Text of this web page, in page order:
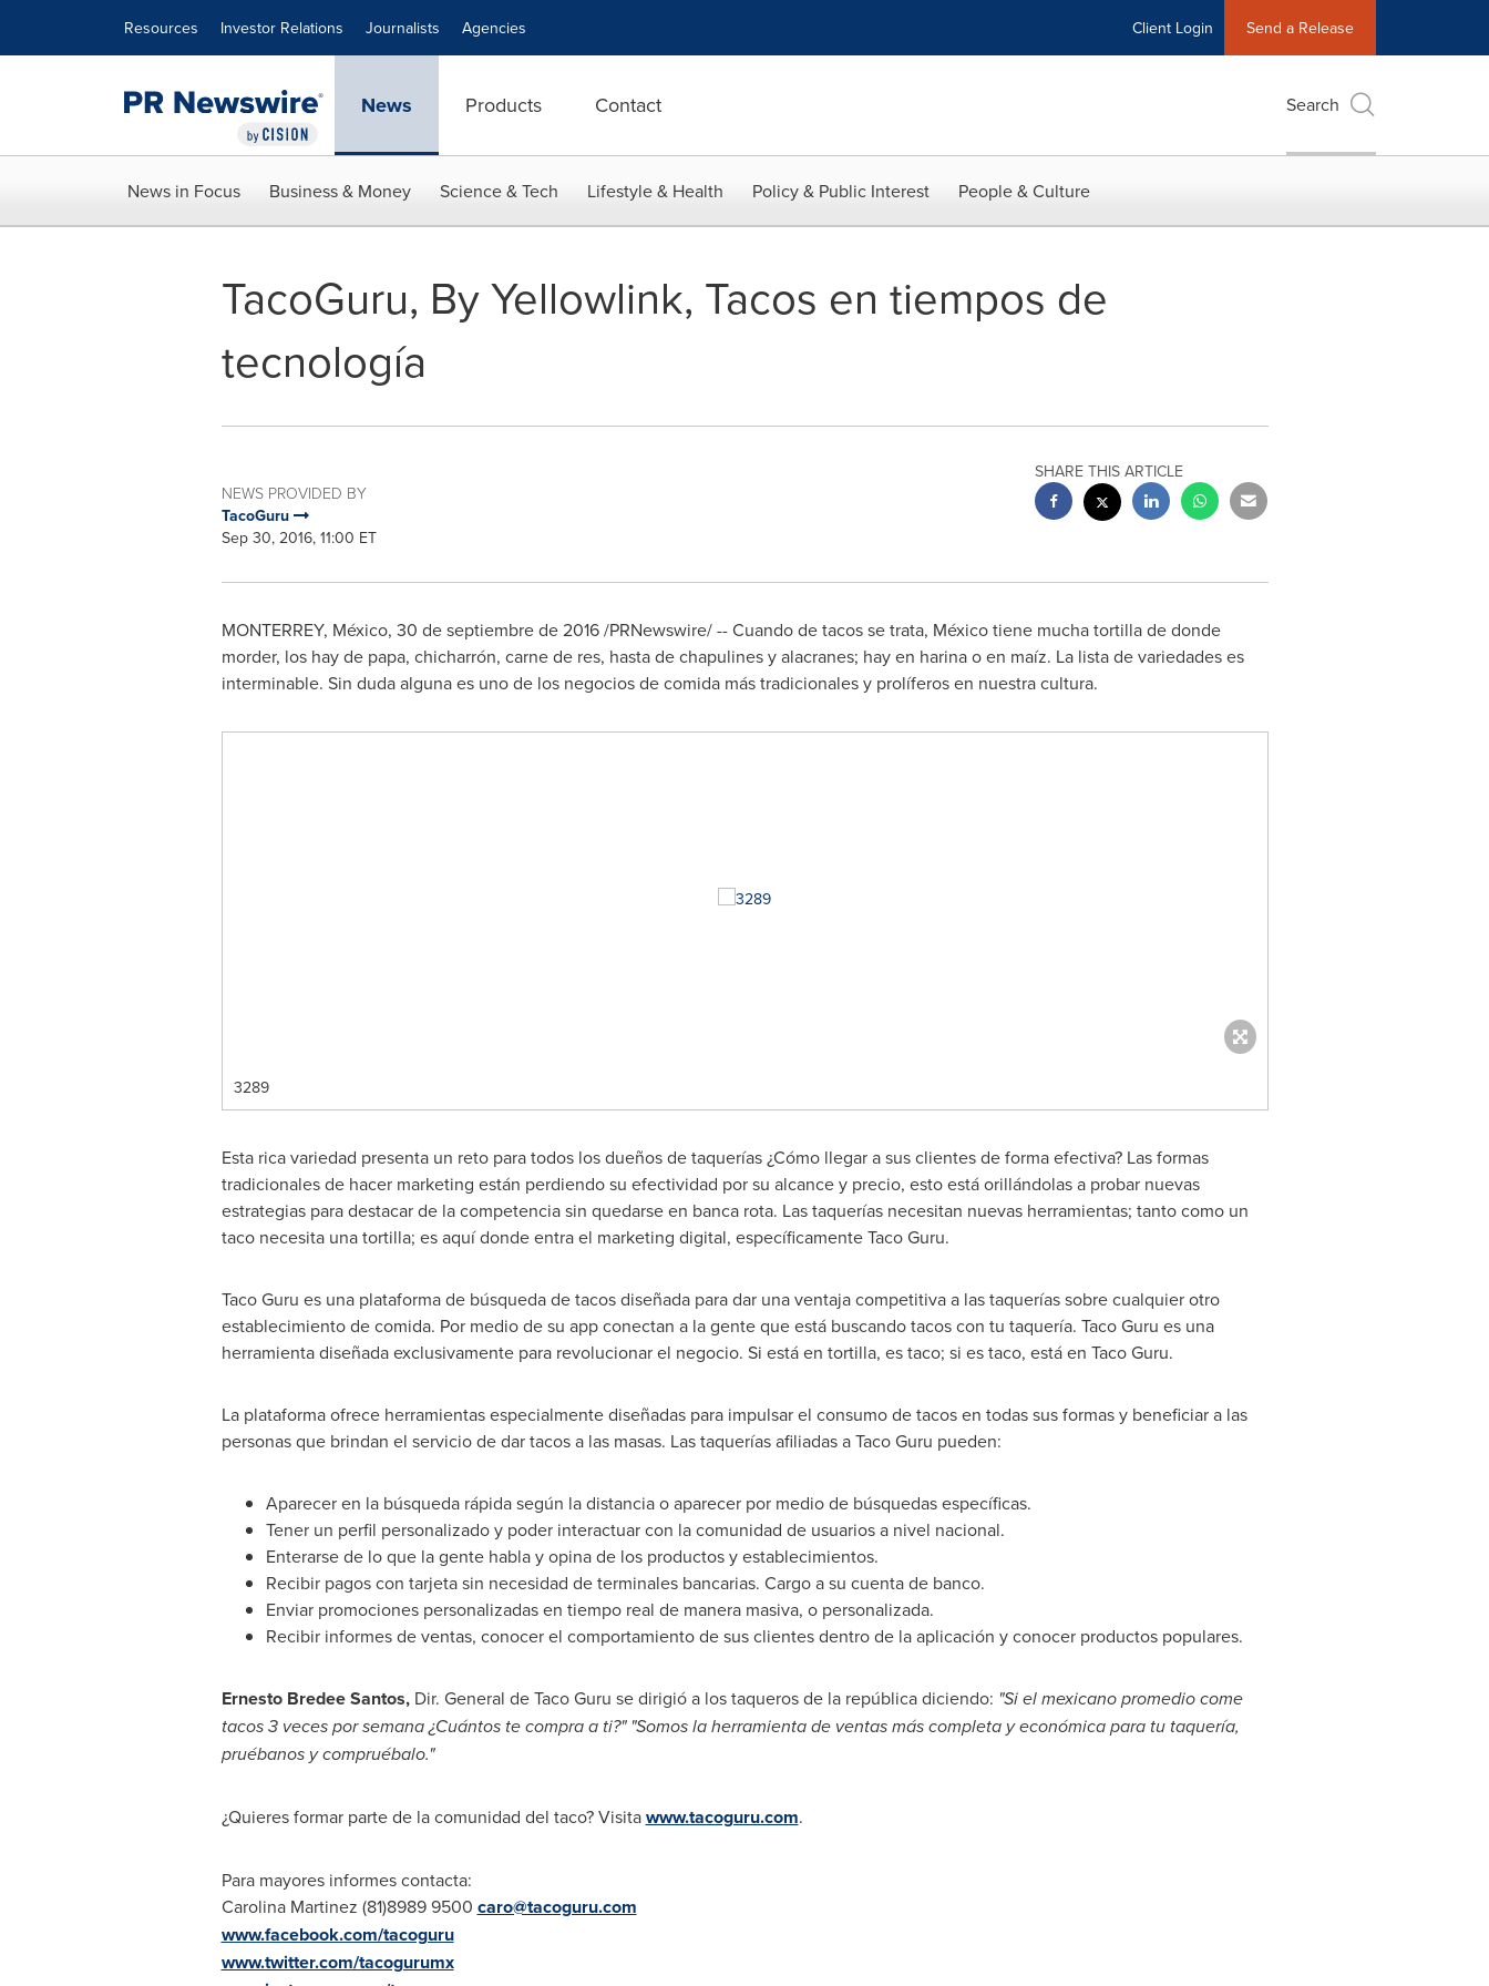
Resources Investor Relations Journalists Agencies Client Login Send a Release
News Products Contact Search
News in Focus Business & Money Science & Tech Lifestyle & Health Policy & Public Interest People & Culture
TacoGuru, By Yellowlink, Tacos en tiempos de
tecnología
NEWS PROVIDED BY
TacoGuru
Sep 30, 2016, 11:00 ET
SHARE THIS ARTICLE
MONTERREY, México, 30 de septiembre de 2016 /PRNewswire/ -- Cuando de tacos se trata, México tiene mucha tortilla de donde
morder, los hay de papa, chicharrón, carne de res, hasta de chapulines y alacranes; hay en harina o en maíz. La lista de variedades es
interminable. Sin duda alguna es uno de los negocios de comida más tradicionales y prolíferos en nuestra cultura.
3289
Esta rica variedad presenta un reto para todos los dueños de taquerías ¿Cómo llegar a sus clientes de forma efectiva? Las formas
tradicionales de hacer marketing están perdiendo su efectividad por su alcance y precio, esto está orillándolas a probar nuevas
estrategias para destacar de la competencia sin quedarse en banca rota. Las taquerías necesitan nuevas herramientas; tanto como un
taco necesita una tortilla; es aquí donde entra el marketing digital, específicamente Taco Guru.
Taco Guru es una plataforma de búsqueda de tacos diseñada para dar una ventaja competitiva a las taquerías sobre cualquier otro
establecimiento de comida. Por medio de su app conectan a la gente que está buscando tacos con tu taquería. Taco Guru es una
herramienta diseñada exclusivamente para revolucionar el negocio. Si está en tortilla, es taco; si es taco, está en Taco Guru.
La plataforma ofrece herramientas especialmente diseñadas para impulsar el consumo de tacos en todas sus formas y beneficiar a las
personas que brindan el servicio de dar tacos a las masas. Las taquerías afiliadas a Taco Guru pueden:
Aparecer en la búsqueda rápida según la distancia o aparecer por medio de búsquedas específicas.
Tener un perfil personalizado y poder interactuar con la comunidad de usuarios a nivel nacional.
Enterarse de lo que la gente habla y opina de los productos y establecimientos.
Recibir pagos con tarjeta sin necesidad de terminales bancarias. Cargo a su cuenta de banco.
Enviar promociones personalizadas en tiempo real de manera masiva, o personalizada.
Recibir informes de ventas, conocer el comportamiento de sus clientes dentro de la aplicación y conocer productos populares.
Ernesto Bredee Santos,Dir. General de Taco Guru se dirigió a los taqueros de la república diciendo: "Si el mexicano promedio come
tacos 3 veces por semana ¿Cuántos te compra a ti?" "Somos la herramienta de ventas más completa y económica para tu taquería,
pruébanos y compruébalo."
¿Quieres formar parte de la comunidad del taco? Visitawww.tacoguru.com.
Para mayores informes contacta:
Carolina Martinez (81)8989 9500 caro@tacoguru.com
www.facebook.com/tacoguru
www.twitter.com/tacogurumx